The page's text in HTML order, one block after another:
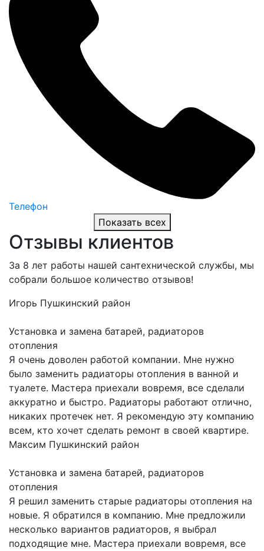
Телефон
Показать всех
Отзывы клиентов
За 8 лет работы нашей сантехнической службы, мы
собрали большое количество отзывов!
Игорь Пушкинский район
Установка и замена батарей, радиаторов
отопления
Я очень доволен работой компании. Мне нужно
было заменить радиаторы отопления в ванной и
туалете. Мастера приехали вовремя, все сделали
аккуратно и быстро. Радиаторы работают отлично,
никаких протечек нет. Я рекомендую эту компанию
всем, кто хочет сделать ремонт в своей квартире.
Максим Пушкинский район
Установка и замена батарей, радиаторов
отопления
Я решил заменить старые радиаторы отопления на
новые. Я обратился в компанию. Мне предложили
несколько вариантов радиаторов, я выбрал
подходящие мне. Мастера приехали вовремя, все